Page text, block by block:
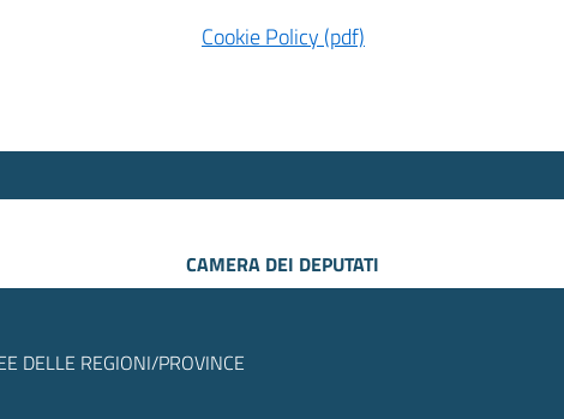
Cookie Policy (pdf)
CAMERA DEI DEPUTATI
DELLE REGIONI/PROVINCE